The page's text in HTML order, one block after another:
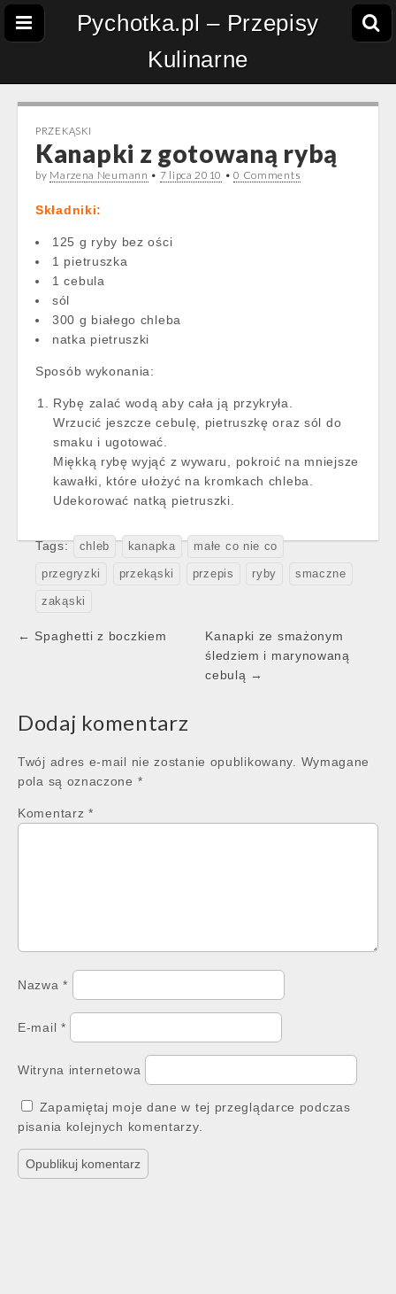
Pychotka.pl – Przepisy
Kulinarne
PRZEKĄSKI
Kanapki z gotowaną rybą
by Marzena Neumann • 7 lipca 2010 •0 Comments
Składniki:
125 g ryby bez ości
1 pietruszka
1 cebula
sól
300 g białego chleba
natka pietruszki
Sposób wykonania:
Rybę zalać wodą aby cała ją przykryła.
Wrzucić jeszcze cebulę, pietruszkę oraz sól do
smaku i ugotować.
Miękką rybę wyjąć z wywaru, pokroić na mniejsze
kawałki, które ułożyć na kromkach chleba.
Udekorować natką pietruszki.
Tags: chleb kanapka małe co nie co
przegryzki przekąski przepis ryby smaczne
zakąski
Post
← Spaghetti z boczkiem
Kanapki ze smażonym
śledziem i marynowaną
cebulą →
Dodaj komentarz
Twój adres e-mail nie zostanie opublikowany.
Wymagane
pola są oznaczone *
Komentarz *
Nazwa*
E-mail *
Witryna internetowa
Zapamiętaj moje dane w tej przeglądarce podczas
pisania kolejnych komentarzy.